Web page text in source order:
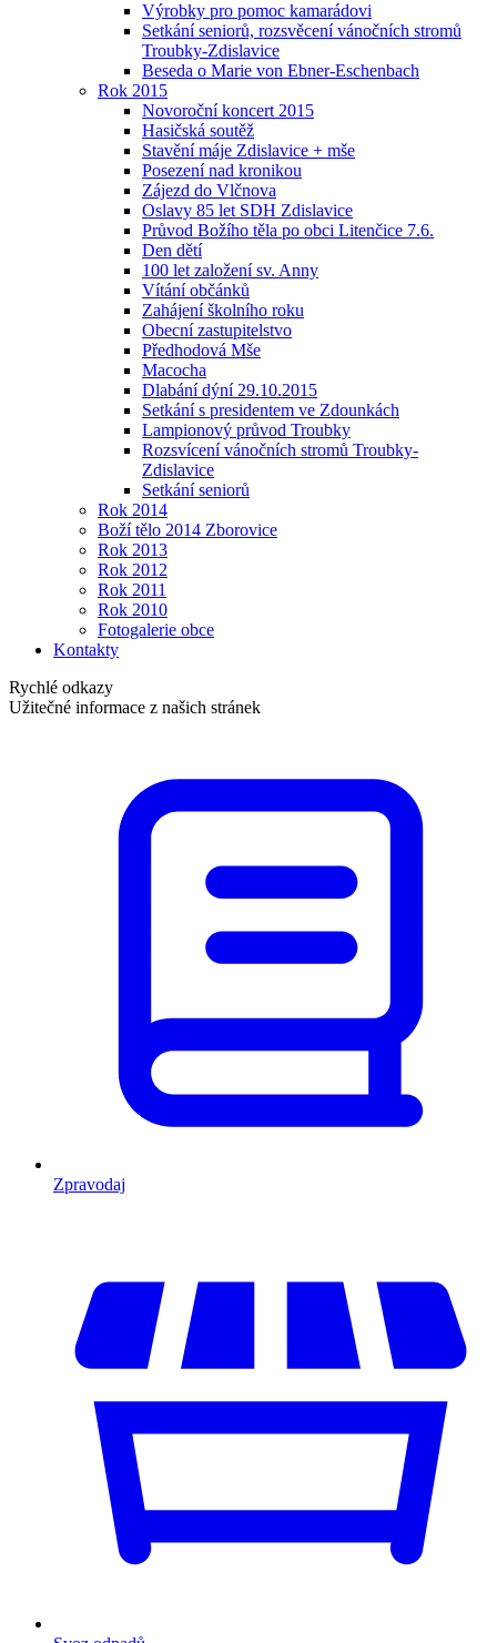
Výrobky pro pomoc kamarádovi
Setkání seniorů, rozsvěcení vánočních stromů
Troubky-Zdislavice
Beseda o Marie von Ebner-Eschenbach
Rok 2015
Novoroční koncert 2015
Hasičská soutěž
Stavění máje Zdislavice + mše
Posezení nad kronikou
Zájezd do Vlčnova
Oslavy 85 let SDH Zdislavice
Průvod Božího těla po obci Litenčice 7.6.
Den dětí
100 let založení sv. Anny
Vítání občánků
Zahájení školního roku
Obecní zastupitelstvo
Předhodová Mše
Macocha
Dlabání dýní 29.10.2015
Setkání s presidentem ve Zdounkách
Lampionový průvod Troubky
Rozsvícení vánočních stromů Troubky-
Zdislavice
Setkání seniorů
Rok 2014
Boží tělo 2014 Zborovice
Rok 2013
Rok 2012
Rok 2011
Rok 2010
Fotogalerie obce
Kontakty
Rychlé odkazy
Užitečné informace z našich stránek
Zpravodaj